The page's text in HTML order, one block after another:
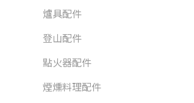
爐具配件
登山配件
點火器配件
煙燻料理配件